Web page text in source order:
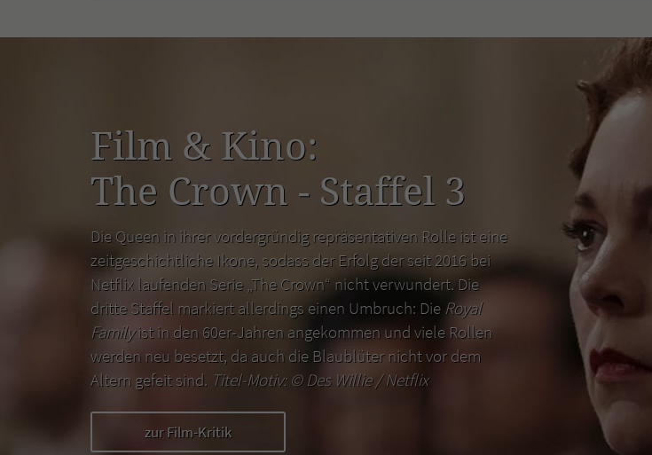
Film & Kino:
The Crown - Staffel 3
Die Queen in ihrer vordergründig repräsentativen Rolle ist eine
zeitgeschichtliche Ikone, sodass der Erfolg der seit 2016 bei
Netflix laufenden Serie „The Crown“ nicht verwundert. Die
dritte Staffel markiert allerdings einen Umbruch: Die Royal
Familyist in den 60er-Jahren angekommen und viele Rollen
werden neu besetzt, da auch die Blaublüter nicht vor dem
Altern gefeit sind. Titel-Motiv: ©Des Willie / Netflix
zur Film-Kritik